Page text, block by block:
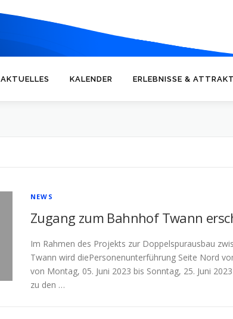
AKTUELLES KALENDER ERLEBNISSE &
NEWS
Zugang zum Bahnhof Twann
Im Rahmen des Projekts zur Doppelspurausbau
Twann wird diePersonenunterführung Seite Nord
von Montag, 05. Juni 2023 bis Sonntag, 25. Juni
zu den …